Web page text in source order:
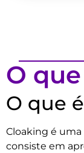
O
O que
Cloaking é
consiste em